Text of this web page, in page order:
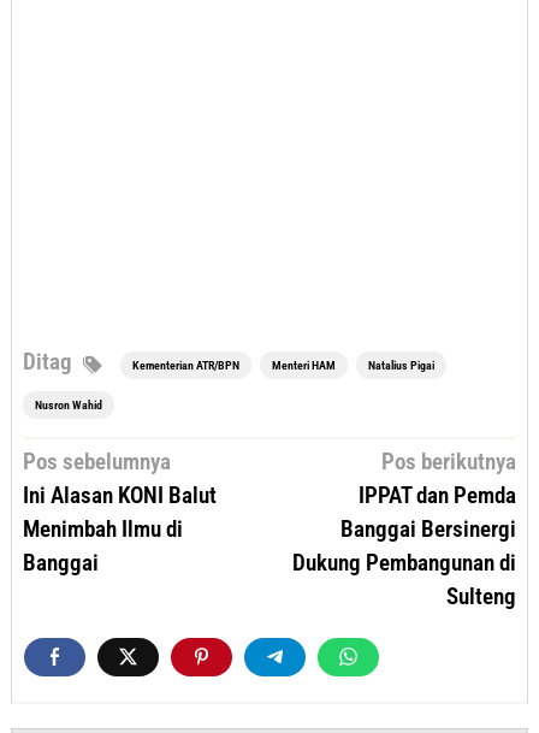
Ditag Kementerian ATR/BPN Menteri HAM Natalius Pigai
Nusron Wahid
Navigasi
Pos sebelumnya
Ini Alasan KONI Balut
Menimbah Ilmu di
Banggai
Pos berikutnya
IPPAT dan Pemda
Banggai Bersinergi
Dukung Pembangunan di
Sulteng